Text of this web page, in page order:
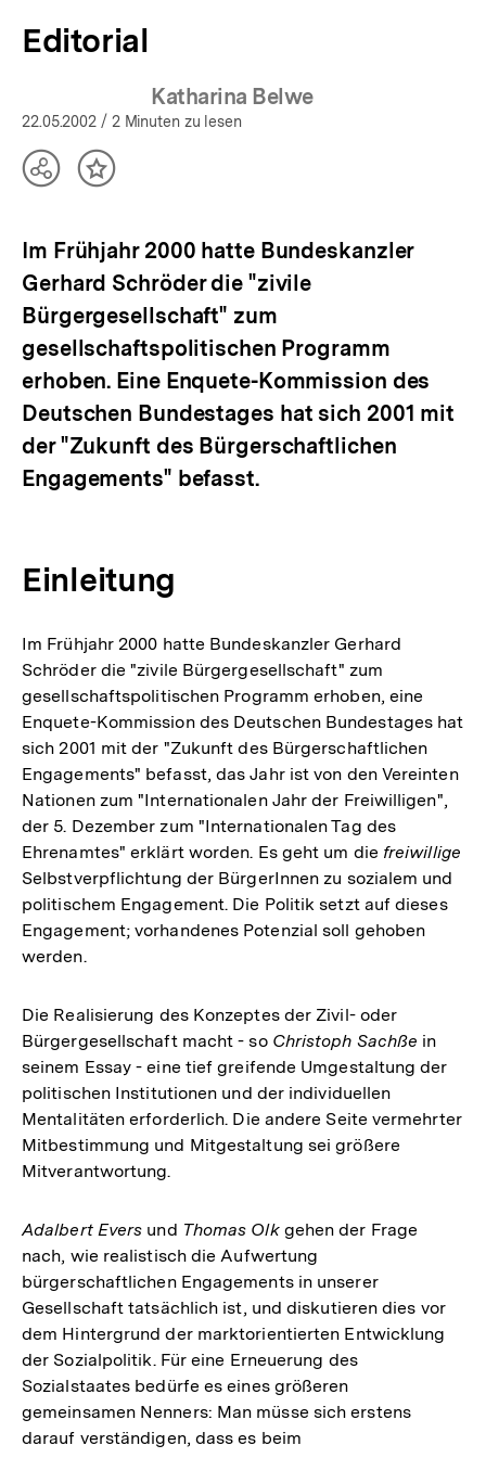
Editorial
Katharina Belwe
22.05.2002 / 2 Minuten zu lesen
TeilenInhalt
Im Frühjahr 2000 hatte Bundeskanzler
Gerhard Schröder die "zivile
Bürgergesellschaft" zum
gesellschaftspolitischen Programm
erhoben. Eine Enquete-Kommission des
Deutschen Bundestages hat sich 2001 mit
der "Zukunft des Bürgerschaftlichen
Engagements" befasst.
Einleitung
Im Frühjahr 2000 hatte Bundeskanzler Gerhard
Schröder die "zivile Bürgergesellschaft" zum
gesellschaftspolitischen Programm erhoben, eine
Enquete-Kommission des Deutschen Bundestages hat
sich 2001 mit der "Zukunft des Bürgerschaftlichen
Engagements" befasst, das Jahr ist von den Vereinten
Nationen zum "Internationalen Jahr der Freiwilligen",
der 5. Dezember zum "Internationalen Tag des
Ehrenamtes" erklärt worden. Es geht um die freiwillige
Selbstverpflichtung der BürgerInnen zu sozialem und
politischem Engagement. Die Politik setzt auf dieses
Engagement; vorhandenes Potenzial soll gehoben
werden.
Die Realisierung des Konzeptes der Zivil- oder
Bürgergesellschaft macht - so Christoph Sachße in
seinem Essay - eine tief greifende Umgestaltung der
politischen Institutionen und der individuellen
Mentalitäten erforderlich. Die andere Seite vermehrter
Mitbestimmung und Mitgestaltung sei größere
Mitverantwortung.
Adalbert Evers und Thomas Olkgehen der Frage
nach, wie realistisch die Aufwertung
bürgerschaftlichen Engagements in unserer
Gesellschaft tatsächlich ist, und diskutieren dies vor
dem Hintergrund der marktorientierten Entwicklung
der Sozialpolitik. Für eine Erneuerung des
Sozialstaates bedürfe es eines größeren
gemeinsamen Nenners: Man müsse sich erstens
darauf verständigen, dass es beim